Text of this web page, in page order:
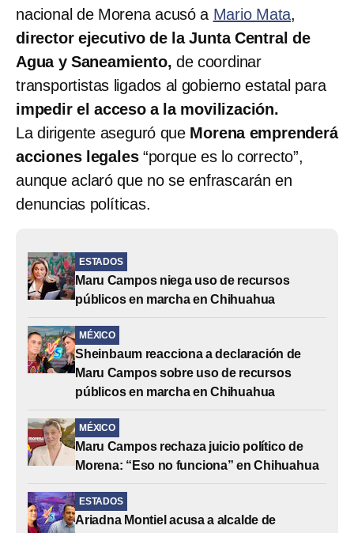
nacional de Morena acusó a Mario Mata,
director ejecutivo de la Junta Central de
Agua y Saneamiento, de coordinar
transportistas ligados al gobierno estatal para
impedir el acceso a la movilización.
La dirigente aseguró que Morena emprenderá
acciones legales“porque es lo correcto”,
aunque aclaró que no se enfrascarán en
denuncias políticas.
ESTADOS
Maru Campos niega uso de recursos
públicos en marcha en Chihuahua
MÉXICO
Sheinbaum reacciona a declaración de
Maru Campos sobre uso de recursos
públicos en marcha en Chihuahua
MÉXICO
Maru Campos rechaza juicio político de
Morena: “Eso no funciona” en Chihuahua
ESTADOS
Ariadna Montiel acusa a alcalde de